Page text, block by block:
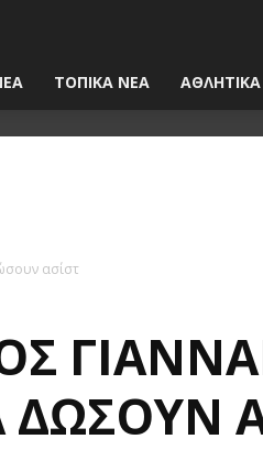
ΤΟΠΙΚΑ ΝΕΑ ΑΘΛΗΤΙΚΑ
ασίστ